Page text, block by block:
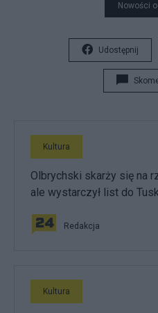
Nowości
Udostępnij
Kultura
Olbrychski skarży się na
ale wystarczył list do
Redakcja
Kultura